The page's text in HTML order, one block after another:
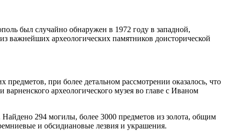
был случайно обнаружен в 1972 году в западной,
важнейших археологических памятников доисторической
при более детальном рассмотрении оказалось, что
археологического музея во главе с Иваном
Найдено 294 могилы, более 3000 предметов из золота, общим
и обсидиановые лезвия и украшения.